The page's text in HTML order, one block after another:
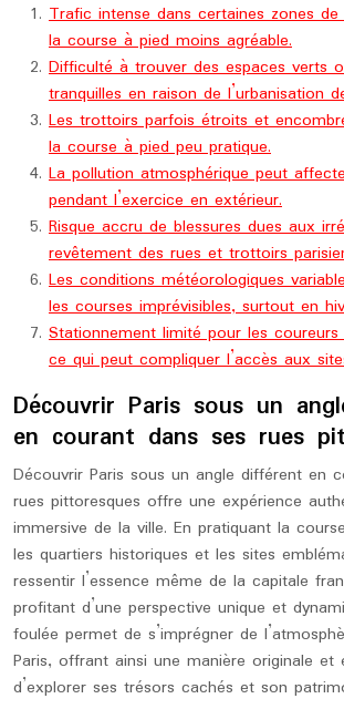
Trafic intense dans certaines zones
la course à pied moins agréable.
Difficulté à trouver des espaces verts
tranquilles en raison de l’urbanisation
Les trottoirs parfois étroits et
la course à pied peu pratique.
La pollution atmosphérique peut
pendant l’exercice en extérieur.
Risque accru de blessures dues aux
revêtement des rues et trottoirs
Les conditions météorologiques
les courses imprévisibles, surtout en
Stationnement limité pour les
ce qui peut compliquer l’accès aux
Découvrir Paris sous un
en courant dans ses rues
Découvrir Paris sous un angle différent en
rues pittoresques offre une expérience
immersive de la ville. En pratiquant la
les quartiers historiques et les sites
ressentir l’essence même de la capitale
profitant d’une perspective unique et
foulée permet de s’imprégner de
Paris, offrant ainsi une manière originale et
d’explorer ses trésors cachés et son